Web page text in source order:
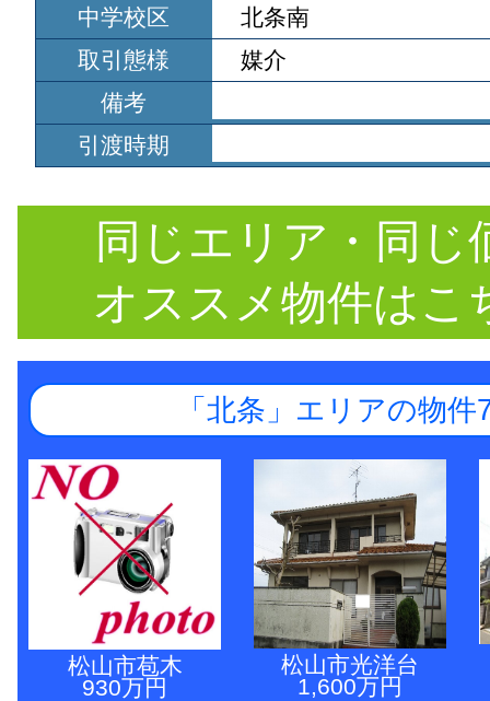
中学校区
北条南
取引態様
媒介
備考
引渡時期
同じエリア・同じ
オススメ物件はこ
「北条」エリアの物件
松山市苞木
930万円
松山市光洋台
1,600万円